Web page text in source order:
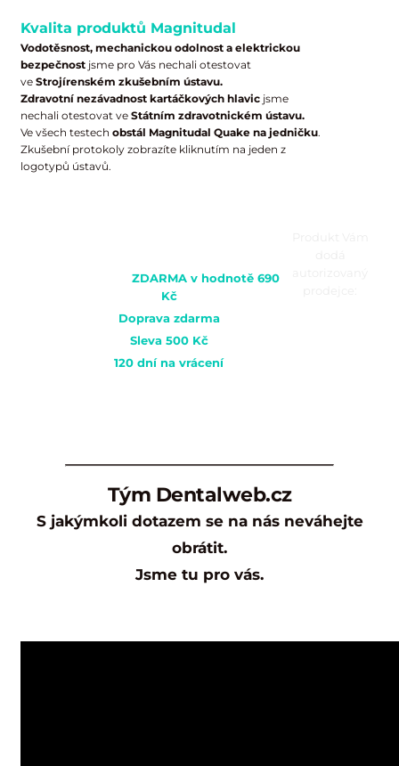
Kvalita produktů Magnitudal
Vodotěsnost, mechanickou odolnost a elektrickou
bezpečnost jsme pro Vás nechali otestovat
ve Strojírenském zkušebním ústavu.
Zdravotní nezávadnost kartáčkových hlavic jsme
nechali otestovat ve Státním zdravotnickém ústavu.
Ve všech testech obstál Magnitudal Quake na jedničku.
Zkušební protokoly zobrazíte kliknutím na jeden z
logotypů ústavů.
ZDARMA v hodnotě 690
Kč
Doprava zdarma
Sleva 500 Kč
120 dní na vrácení
Tým Dentalweb.cz
S jakýmkoli dotazem se na nás neváhejte
obrátit.
Jsme tu pro vás.